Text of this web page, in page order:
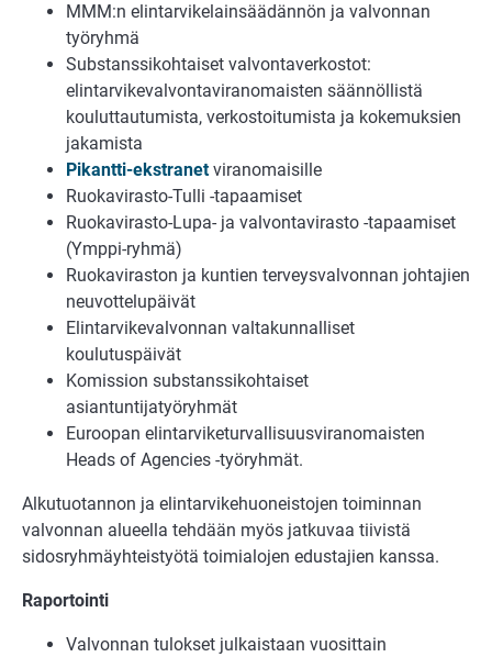
MMM:n elintarvikelainsäädännön ja valvonnan
työryhmä
Substanssikohtaiset valvontaverkostot:
elintarvikevalvontaviranomaisten säännöllistä
kouluttautumista, verkostoitumista ja kokemuksien
jakamista
Pikantti-ekstranetviranomaisille
Ruokavirasto-Tulli -tapaamiset
Ruokavirasto-Lupa- ja valvontavirasto -tapaamiset
(Ymppi-ryhmä)
Ruokaviraston ja kuntien terveysvalvonnan johtajien
neuvottelupäivät
Elintarvikevalvonnan valtakunnalliset
koulutuspäivät
Komission substanssikohtaiset
asiantuntijatyöryhmät
Euroopan elintarviketurvallisuusviranomaisten
Heads of Agencies -työryhmät.
Alkutuotannon ja elintarvikehuoneistojen toiminnan
valvonnan alueella tehdään myös jatkuvaa tiivistä
sidosryhmäyhteistyötä toimialojen edustajien kanssa.
Raportointi
Valvonnan tulokset julkaistaan vuosittain